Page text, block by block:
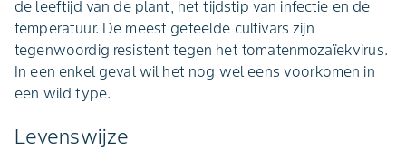
de leeftijd van de plant, het tijdstip van infectie en de
temperatuur. De meest geteelde cultivars zijn
tegenwoordig resistent tegen het tomatenmozaïekvirus.
In een enkel geval wil het nog wel eens voorkomen in
een wild type.
Levenswijze